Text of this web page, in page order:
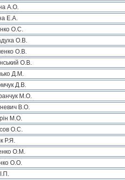
А.О.
Е.А.
О.С.
О.В.
О.В.
О.В.
Д.М.
Д.В.
М.О.
В.О.
М.О.
О.С.
Р.Я.
О.М.
О.О.